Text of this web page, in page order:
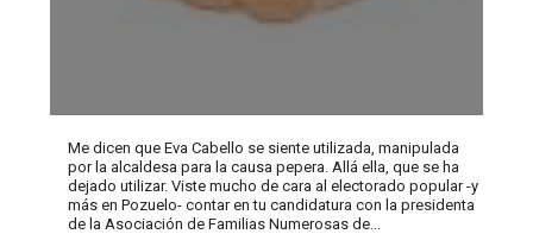
Me dicen que Eva Cabello se siente utilizada, manipulada
por la alcaldesa para la causa pepera. Allá ella, que se ha
dejado utilizar. Viste mucho de cara al electorado popular -y
más en Pozuelo- contar en tu candidatura con la presidenta
de la Asociación de Familias Numerosas de...